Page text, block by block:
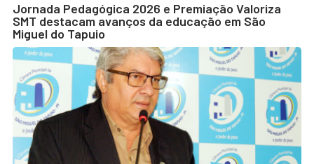
Jornada Pedagógica 2026 e Premiação Valoriza
SMT destacam avanços da educação em São
Miguel do Tapuio